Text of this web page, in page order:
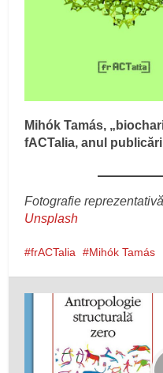
Mihók Tamás,
fACTalia, anul
Fotografie
Unsplash
frACTalia Mihók Tamás